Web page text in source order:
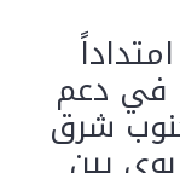
في دعم
شرق